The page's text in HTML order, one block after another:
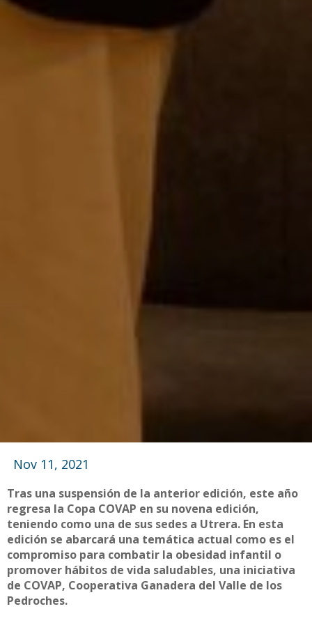
Nov 11, 2021
Tras una suspensión de la anterior edición, este año
regresa la Copa COVAP en su novena edición,
teniendo como una de sus sedes a Utrera. En esta
edición se abarcará una temática actual como es el
compromiso para combatir la obesidad infantil o
promover hábitos de vida saludables, una iniciativa
de COVAP, Cooperativa Ganadera del Valle de los
Pedroches.